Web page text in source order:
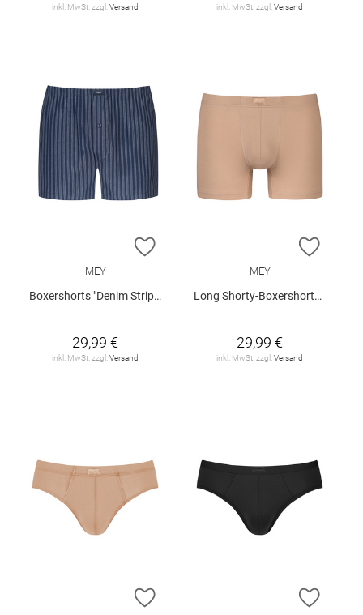
inkl. MwSt. zzgl.Versand inkl. MwSt. zzgl.Versand
ZUR WUNSCHLISTE HINZUFÜGEN
MEY
Boxershorts "Denim Stripes"
29,99 €
inkl. MwSt. zzgl.Versand
ZUR
MEY
Long Shorty-Boxershorts "Business Class"
29,99 €
inkl. MwSt. zzgl.Versand
ZUR WUNSCHLISTE HINZUFÜGEN
ZUR